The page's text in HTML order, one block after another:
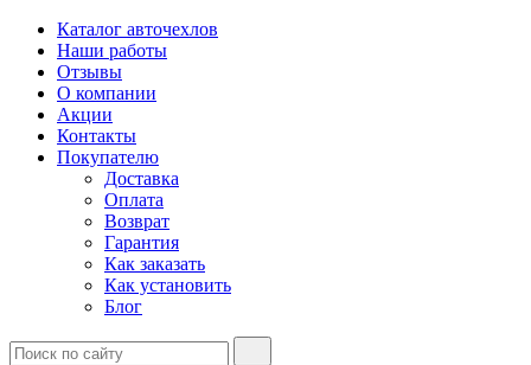
Каталог авточехлов
Наши работы
Отзывы
О компании
Акции
Контакты
Покупателю
Доставка
Оплата
Возврат
Гарантия
Как заказать
Как установить
Блог